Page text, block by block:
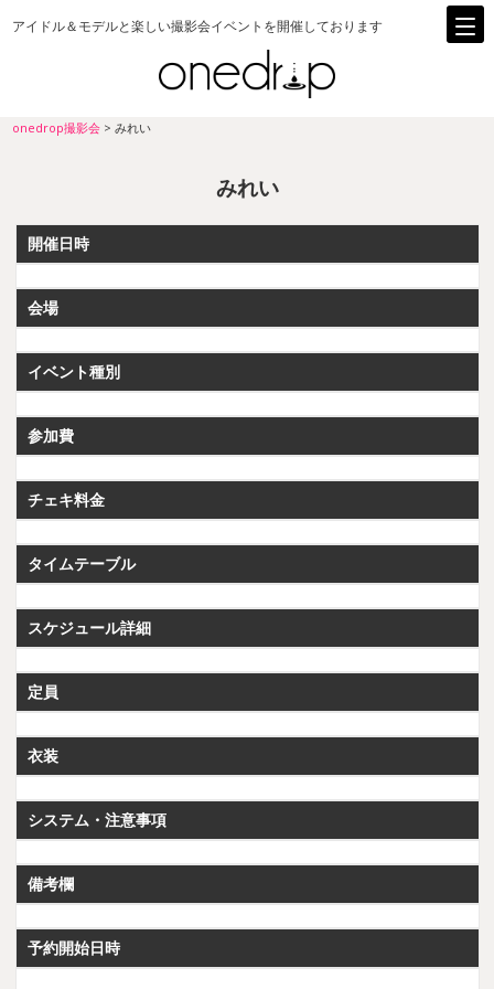
アイドル＆モデルと楽しい撮影会イベントを開催しております
onedrop撮影会 >みれい
みれい
開催日時
会場
イベント種別
参加費
チェキ料金
タイムテーブル
スケジュール詳細
定員
衣装
システム・注意事項
備考欄
予約開始日時